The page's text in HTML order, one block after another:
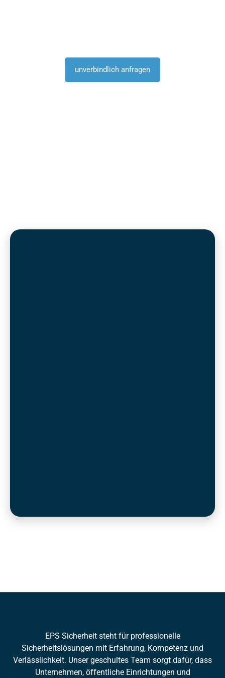
unverbindlich anfragen
EPS Sicherheit steht für professionelle
Sicherheitslösungen mit Erfahrung, Kompetenz und
Verlässlichkeit. Unser geschultes Team sorgt dafür, dass
Unternehmen, öffentliche Einrichtungen und